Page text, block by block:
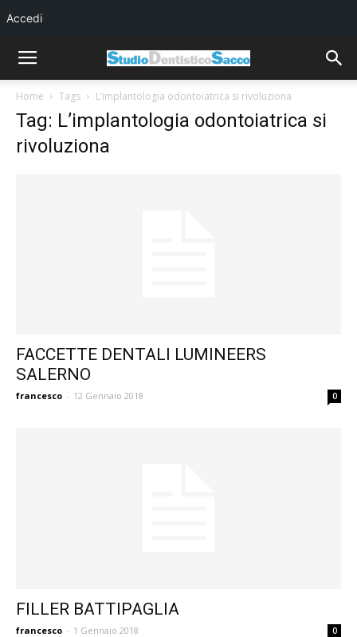
Home Tags L’implantologia odontoiatrica si rivoluziona
Tag: L’implantologia odontoiatrica si
rivoluziona
FACCETTE DENTALI LUMINEERS
SALERNO
francesco - 12 Gennaio 2018 0
FILLER BATTIPAGLIA
francesco - 1 Gennaio 2018 0
Accedi